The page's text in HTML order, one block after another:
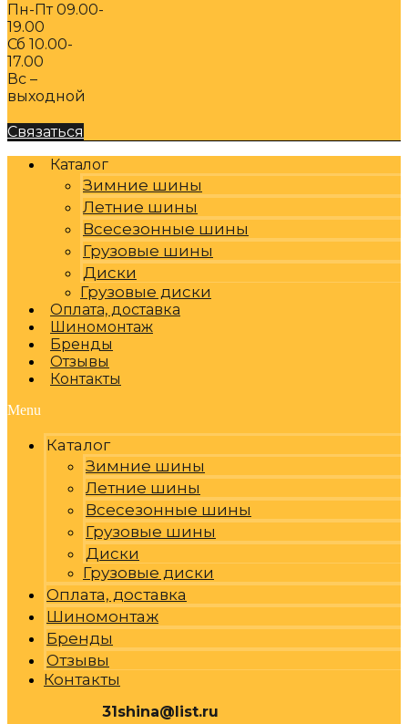
Пн-Пт 09.00-
19.00
Сб 10.00-
17.00
Вс –
выходной
Связаться
Каталог
Зимние шины
Летние шины
Всесезонные шины
Грузовые шины
Диски
Грузовые диски
Оплата, доставка
Шиномонтаж
Бренды
Отзывы
Контакты
Menu
Каталог
Зимние шины
Летние шины
Всесезонные шины
Грузовые шины
Диски
Грузовые диски
Оплата, доставка
Шиномонтаж
Бренды
Отзывы
Контакты
31shina@list.ru